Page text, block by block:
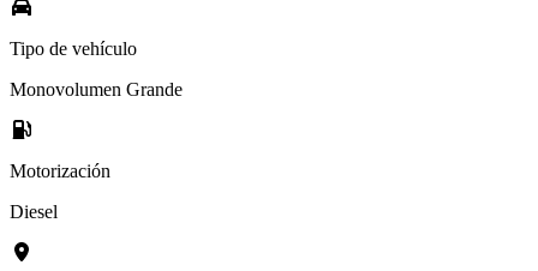
Tipo de vehículo
Monovolumen Grande
Motorización
Diesel